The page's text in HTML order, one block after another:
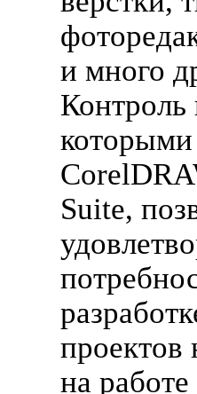
и много
Контроль
которыми
Suite,
проектов
на